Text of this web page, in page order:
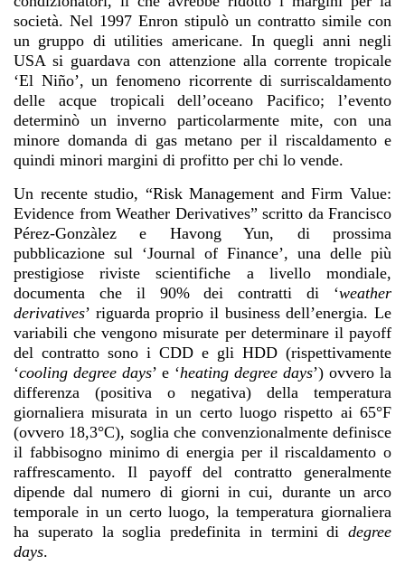
società. Nel 1997 Enron stipulò un contratto simile con
un gruppo di utilities americane. In quegli anni negli
USA si guardava con attenzione alla corrente tropicale
‘El Niño’, un fenomeno ricorrente di surriscaldamento
delle acque tropicali dell’oceano Pacifico; l’evento
determinò un inverno particolarmente mite, con una
minore domanda di gas metano per il riscaldamento e
quindi minori margini di profitto per chi lo vende.
Un recente studio, “Risk Management and Firm Value:
Evidence from Weather Derivatives” scritto da Francisco
Pérez-Gonzàlez e Havong Yun, di prossima
pubblicazione sul ‘Journal of Finance’, una delle più
prestigiose riviste scientifiche a livello mondiale,
documenta che il 90% dei contratti di ‘weather
derivatives’ riguarda proprio il business dell’energia. Le
variabili che vengono misurate per determinare il payoff
del contratto sono i CDD e gli HDD (rispettivamente
‘cooling degree days’ e ‘heating degree days’) ovvero la
differenza (positiva o negativa) della temperatura
giornaliera misurata in un certo luogo rispetto ai 65°F
(ovvero 18,3°C), soglia che convenzionalmente definisce
il fabbisogno minimo di energia per il riscaldamento o
raffrescamento. Il payoff del contratto generalmente
dipende dal numero di giorni in cui, durante un arco
temporale in un certo luogo, la temperatura giornaliera
ha superato la soglia predefinita in termini di degree
days.